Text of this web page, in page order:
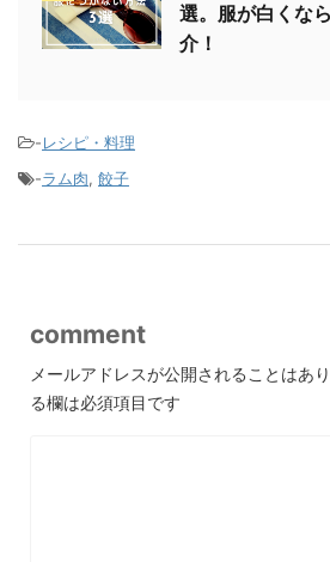
選。服が白くな
介！
-レシピ・料理
-ラム肉, 餃子
comment
メールアドレスが公開されることはあり
る欄は必須項目です